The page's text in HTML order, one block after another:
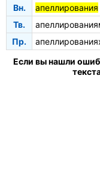
Вн.
апеллирования
Тв.
Пр.
Если вы нашли